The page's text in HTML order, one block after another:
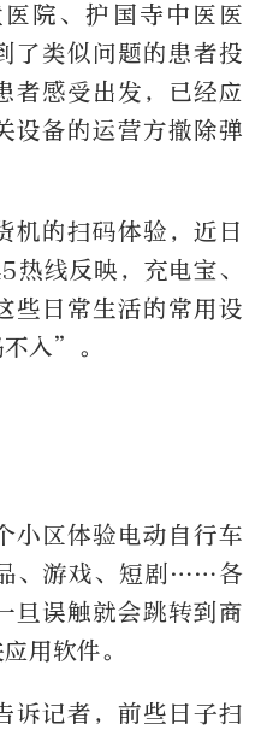
院、护国寺中医医
了类似问题的患者投
者感受出发，已经应
设备的运营方撤除弹
机的扫码体验，近日
线反映，充电宝、
些日常生活的常用设
入”。
小区体验电动自行车
、游戏、短剧……各
旦误触就会跳转到商
用软件。
诉记者，前些日子扫